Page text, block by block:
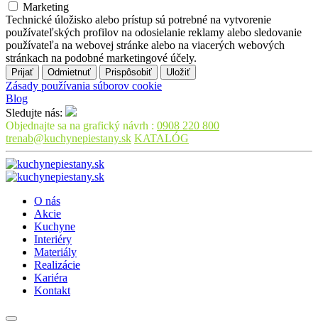
Marketing
Technické úložisko alebo prístup sú potrebné na vytvorenie
používateľských profilov na odosielanie reklamy alebo sledovanie
používateľa na webovej stránke alebo na viacerých webových
stránkach na podobné marketingové účely.
Prijať Odmietnuť Prispôsobiť Uložiť
Zásady používania súborov cookie
Blog
Sledujte nás:
Objednajte sa na grafický návrh : 0908 220 800
trenab@kuchynepiestany.sk KATALÓG
O nás
Akcie
Kuchyne
Interiéry
Materiály
Realizácie
Kariéra
Kontakt